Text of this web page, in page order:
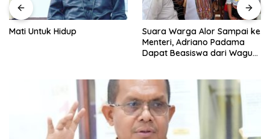
Mati Untuk Hidup
Suara Warga Alor Sampai ke
Menteri, Adriano Padama
Dapat Beasiswa dari Wagub